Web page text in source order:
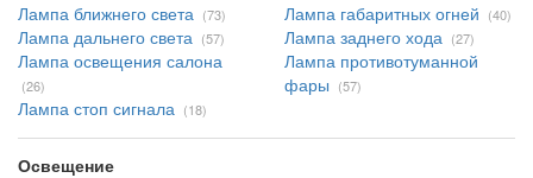
Лампа ближнего света (73) Лампа габаритных огней (40)
Лампа дальнего света (57) Лампа заднего хода (27)
Лампа освещения салона
(26)
Лампа противотуманной
фары (57)
Лампа стоп сигнала (18)
Освещение